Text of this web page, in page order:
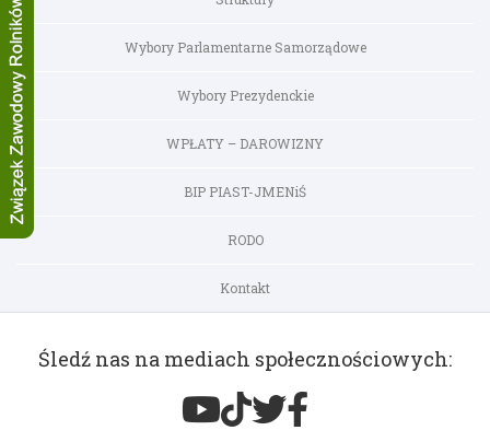
Wybory Parlamentarne Samorządowe
Wybory Prezydenckie
WPŁATY – DAROWIZNY
BIP PIAST-JMENiŚ
RODO
Kontakt
Śledź nas na mediach społecznościowych: